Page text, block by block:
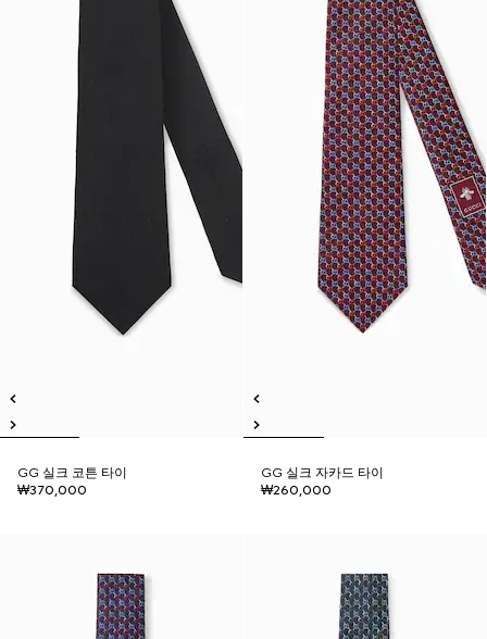
GG 실크 코튼 타이
₩370,000
GG 실크 자카드 타이
₩260,000